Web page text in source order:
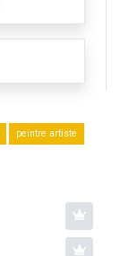
peintre artiste